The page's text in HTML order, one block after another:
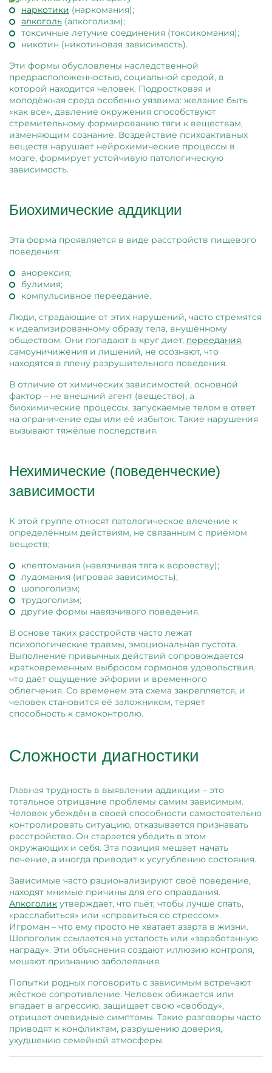
наркотики (наркомания);
алкоголь (алкоголизм);
токсичные летучие соединения (токсикомания);
никотин (никотиновая зависимость).
Эти формы обусловлены наследственной
предрасположенностью, социальной средой, в
которой находится человек. Подростковая и
молодёжная среда особенно уязвима: желание быть
«как все», давление окружения способствуют
стремительному формированию тяги к веществам,
изменяющим сознание. Воздействие психоактивных
веществ нарушает нейрохимические процессы в
мозге, формирует устойчивую патологическую
зависимость.
Биохимические аддикции
Эта форма проявляется в виде расстройств пищевого
поведения:
анорексия;
булимия;
компульсивное переедание.
Люди, страдающие от этих нарушений, часто стремятся
к идеализированному образу тела, внушённому
обществом. Они попадают в круг диет, переедания,
самоуничижения и лишений, не осознают, что
находятся в плену разрушительного поведения.
В отличие от химических зависимостей, основной
фактор – не внешний агент (вещество), а
биохимические процессы, запускаемые телом в ответ
на ограничение еды или её избыток. Такие нарушения
вызывают тяжёлые последствия.
Нехимические (поведенческие)
зависимости
К этой группе относят патологическое влечение к
определённым действиям, не связанным с приёмом
веществ;
клептомания (навязчивая тяга к воровству);
лудомания (игровая зависимость);
шопоголизм;
трудоголизм;
другие формы навязчивого поведения.
В основе таких расстройств часто лежат
психологические травмы, эмоциональная пустота.
Выполнение привычных действий сопровождается
кратковременным выбросом гормонов удовольствия,
что даёт ощущение эйфории и временного
облегчения. Со временем эта схема закрепляется, и
человек становится её заложником, теряет
способность к самоконтролю.
Сложности диагностики
Главная трудность в выявлении аддикции – это
тотальное отрицание проблемы самим зависимым.
Человек убеждён в своей способности самостоятельно
контролировать ситуацию, отказывается признавать
расстройство. Он старается убедить в этом
окружающих и себя. Эта позиция мешает начать
лечение, а иногда приводит к усугублению состояния.
Зависимые часто рационализируют своё поведение,
находят мнимые причины для его оправдания.
Алкоголик утверждает, что пьёт, чтобы лучше спать,
«расслабиться» или «справиться со стрессом».
Игроман – что ему просто не хватает азарта в жизни.
Шопоголик ссылается на усталость или «заработанную
награду». Эти объяснения создают иллюзию контроля,
мешают признанию заболевания.
Попытки родных поговорить с зависимым встречают
жёсткое сопротивление. Человек обижается или
впадает в агрессию, защищает свою «свободу»,
отрицает очевидные симптомы. Такие разговоры часто
приводят к конфликтам, разрушению доверия,
ухудшению семейной атмосферы.